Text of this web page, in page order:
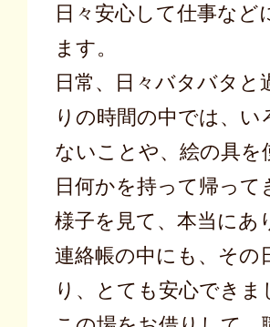
日々安心して仕事な
ます。
日常、日々バタバタ
りの時間の中では、
ないことや、絵の具を
日何かを持って帰っ
様子を見て、本当に
連絡帳の中にも、その
り、とても安心できま